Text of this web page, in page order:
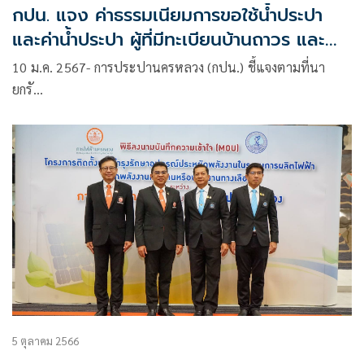
กปน. แจง ค่าธรรมเนียมการขอใช้น้ำประปา
และค่าน้ำประปา ผู้ที่มีทะเบียนบ้านถาวร และ
ชั่วคราว อยู่ในอัตราเดียวกัน
10 ม.ค. 2567- การประปานครหลวง (กปน.) ชี้แจงตามที่นา
ยกรั…
5 ตุลาคม 2566